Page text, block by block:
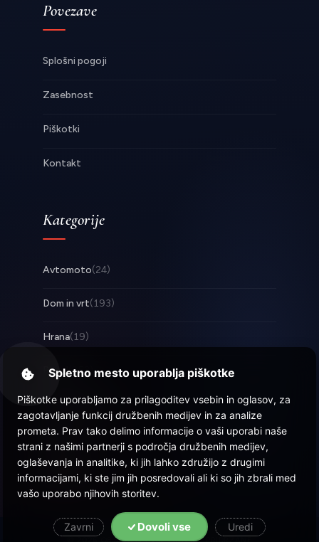
Povezave
Splošni pogoji
Zasebnost
Piškotki
Kontakt
Kategorije
Avtomoto(24)
Dom in vrt(193)
Hrana(19)
Posel(253)
Tehnologija(17)
Zabava(58)
Zdravje(22)
Spletno mesto uporablja piškotke
Piškotke uporabljamo za prilagoditev vsebin in oglasov, za
zagotavljanje funkcij družbenih medijev in za analize
prometa. Prav tako delimo informacije o vaši uporabi naše
strani z našimi partnerji s področja družbenih medijev,
oglaševanja in analitike, ki jih lahko združijo z drugimi
informacijami, ki ste jim jih posredovali ali ki so jih zbrali med
vašo uporabo njihovih storitev.
Zavrni Dovoli vse Uredi